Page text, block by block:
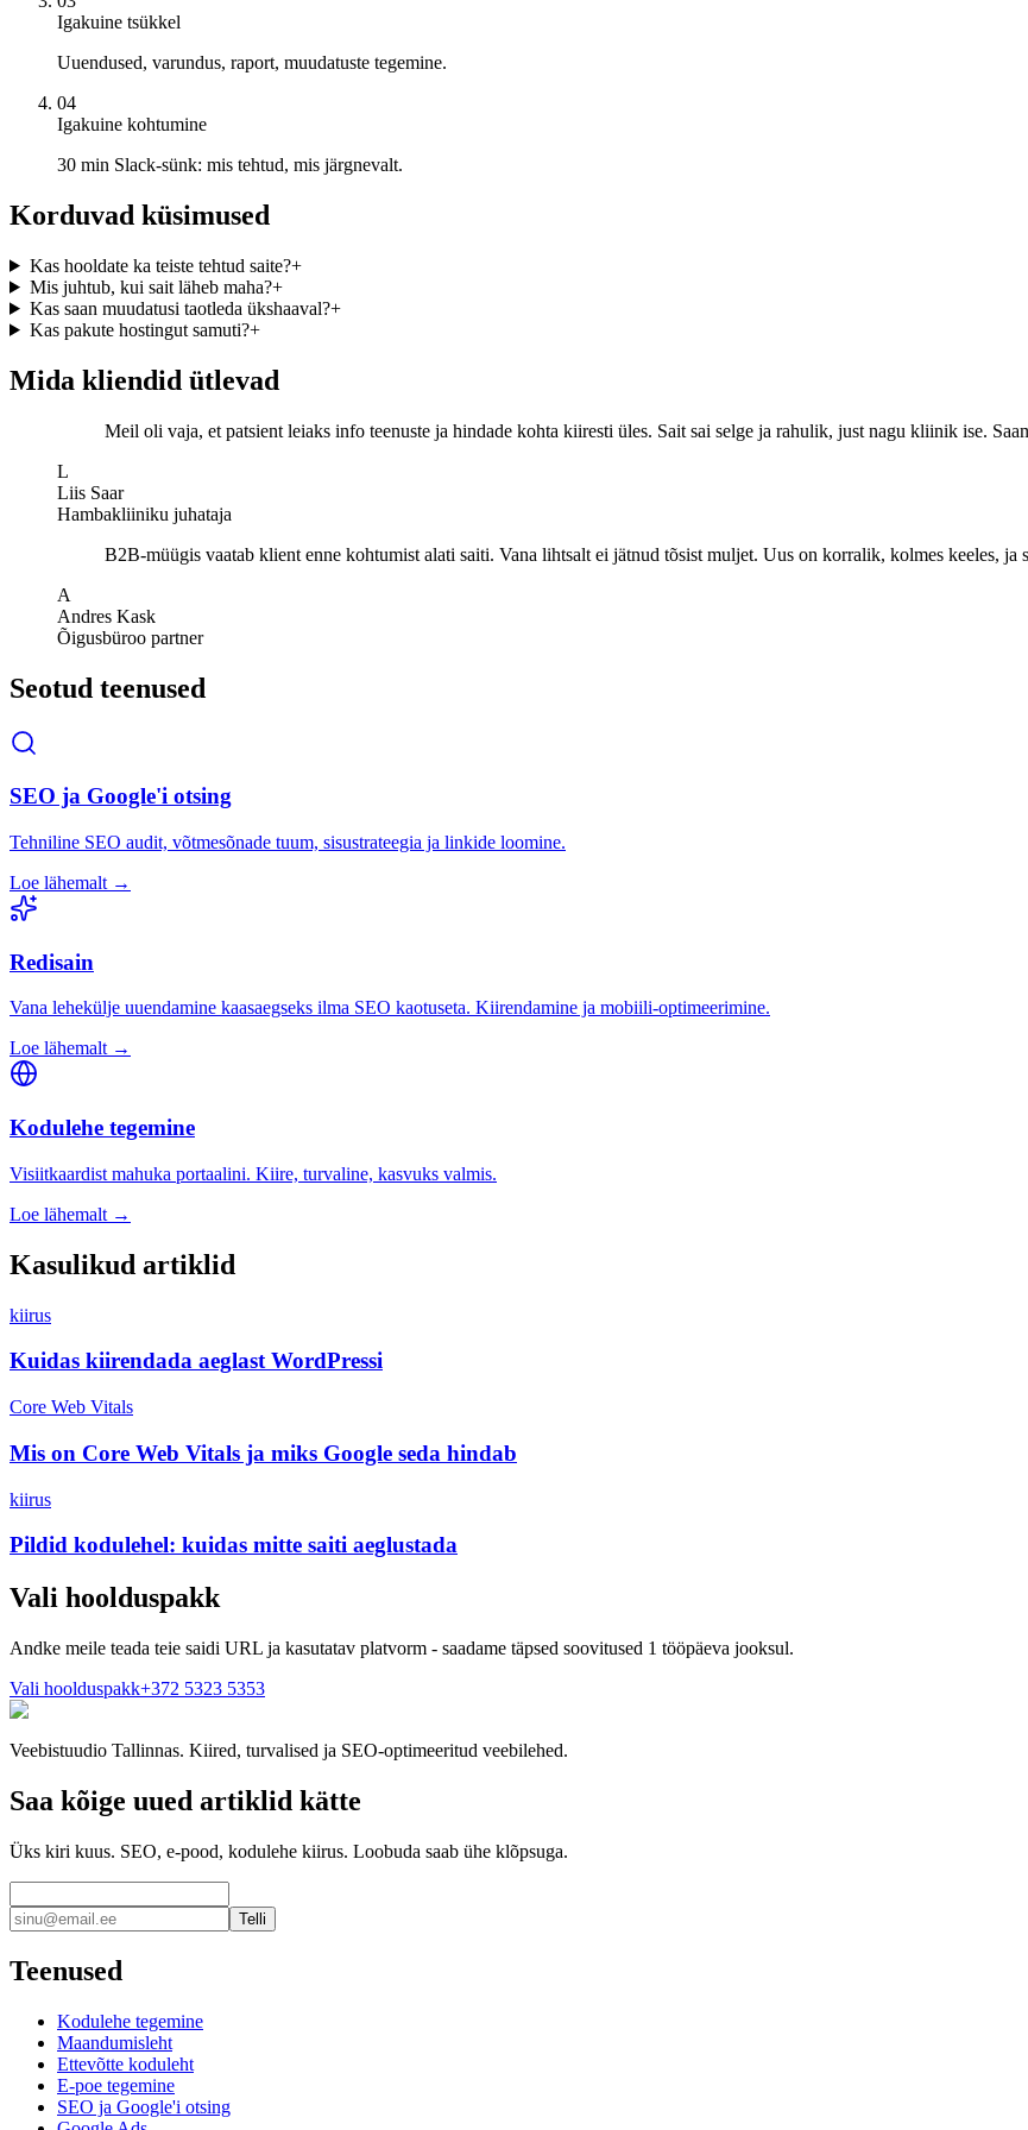
Igakuine tsükkel
Uuendused, varundus, raport, muudatuste tegemine.
04
Igakuine kohtumine
30 min Slack-sünk: mis tehtud, mis järgnevalt.
Korduvad küsimused
Kas hooldate ka teiste tehtud saite?+
Mis juhtub, kui sait läheb maha?+
Kas saan muudatusi taotleda ükshaaval?+
Kas pakute hostingut samuti?+
Mida kliendid ütlevad
Meil oli vaja, et patsient leiaks info teenuste ja hindade kohta kiiresti üles. Sait sai selge ja rahulik, just nagu kliinik ise.
L
Liis Saar
Hambakliiniku juhataja
B2B-müügis vaatab klient enne kohtumist alati saiti. Vana lihtsalt ei jätnud tõsist muljet. Uus on korralik, kolmes keeles, ja
A
Andres Kask
Õigusbüroo partner
Seotud teenused
SEO ja Google'i otsing
Tehniline SEO audit, võtmesõnade tuum, sisustrateegia ja linkide loomine.
Loe lähemalt →
Redisain
Vana lehekülje uuendamine kaasaegseks ilma SEO kaotuseta. Kiirendamine ja mobiili-optimeerimine.
Loe lähemalt →
Kodulehe tegemine
Visiitkaardist mahuka portaalini. Kiire, turvaline, kasvuks valmis.
Loe lähemalt →
Kasulikud artiklid
kiirus
Kuidas kiirendada aeglast WordPressi
Core Web Vitals
Mis on Core Web Vitals ja miks Google seda hindab
kiirus
Pildid kodulehel: kuidas mitte saiti aeglustada
Vali hoolduspakk
Andke meile teada teie saidi URL ja kasutatav platvorm - saadame täpsed soovitused 1 tööpäeva jooksul.
Vali hoolduspakk+372 5323 5353
Veebistuudio Tallinnas. Kiired, turvalised ja SEO-optimeeritud veebilehed.
Saa kõige uued artiklid kätte
Üks kiri kuus. SEO, e-pood, kodulehe kiirus. Loobuda saab ühe klõpsuga.
Telli
Teenused
Kodulehe tegemine
Maandumisleht
Ettevõtte koduleht
E-poe tegemine
SEO ja Google'i otsing